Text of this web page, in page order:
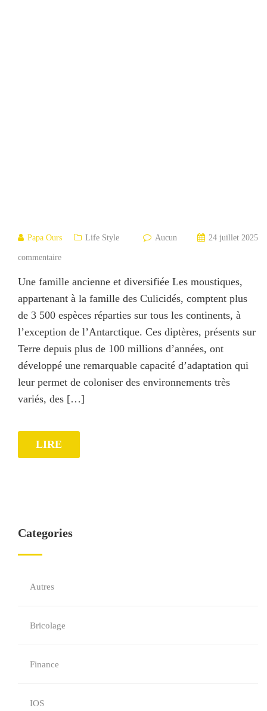
Papa Ours 24 juillet 2025
Life Style Aucun
commentaire
Une famille ancienne et diversifiée Les moustiques,
appartenant à la famille des Culicidés, comptent plus
de 3 500 espèces réparties sur tous les continents, à
l’exception de l’Antarctique. Ces diptères, présents sur
Terre depuis plus de 100 millions d’années, ont
développé une remarquable capacité d’adaptation qui
leur permet de coloniser des environnements très
variés, des […]
LIRE
Categories
Autres
Bricolage
Finance
IOS